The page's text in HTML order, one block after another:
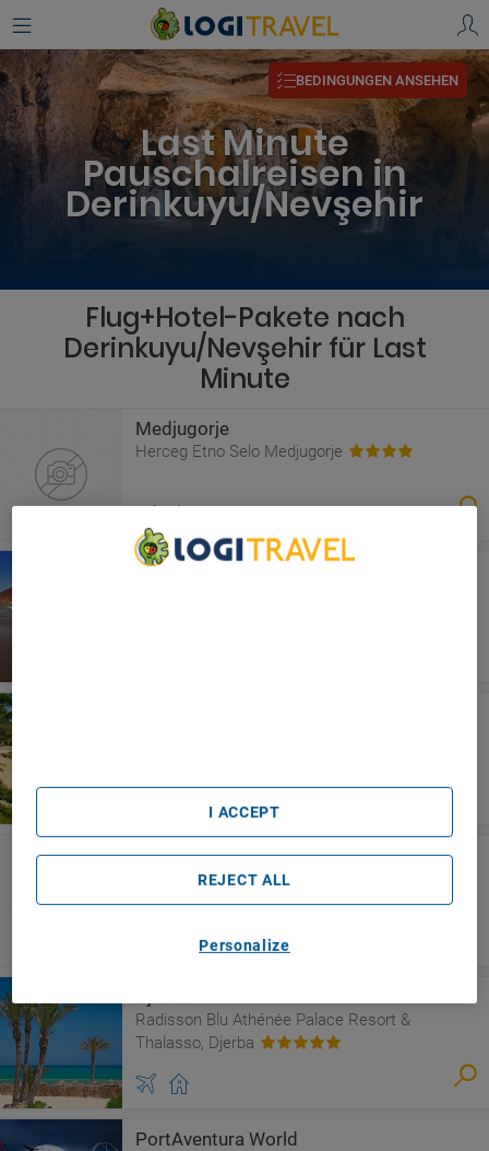
Last Minute
Pauschalreisen in
Derinkuyu/Nevşehir
BEDINGUNGEN ANSEHEN
Flug+Hotel-Pakete nach
Derinkuyu/Nevşehir für Last
Minute
Medjugorje
Herceg Etno Selo Medjugorje
Teneriffa
Uçhisar/Nevşehir
Cappadocia Fairy Chimneys Selfie Cave Hotels
- Special Class
Djerba
Radisson Blu Athénée Palace Resort &
Thalasso, Djerba
PortAventura World
Personalize
REJECT ALL
I ACCEPT